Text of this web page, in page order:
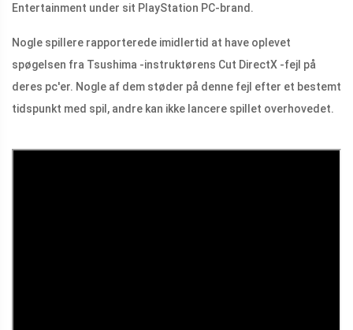
Entertainment under sit PlayStation PC-brand.
Nogle spillere rapporterede imidlertid at have oplevet
spøgelsen fra Tsushima -instruktørens Cut DirectX -fejl på
deres pc'er. Nogle af dem støder på denne fejl efter et bestemt
tidspunkt med spil, andre kan ikke lancere spillet overhovedet.